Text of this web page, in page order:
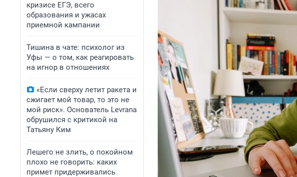
кризисе ЕГЭ, всего
образования и ужасах
приемной кампании
Тишина в чате: психолог из
Уфы — о том, как реагировать
на игнор в отношениях
«Если сверху летит ракета и
сжигает мой товар, то это не
мой риск». Основатель Levrana
обрушился с критикой на
Татьяну Ким
Лешего не злить, о покойном
плохо не говорить: каких
примет придерживались